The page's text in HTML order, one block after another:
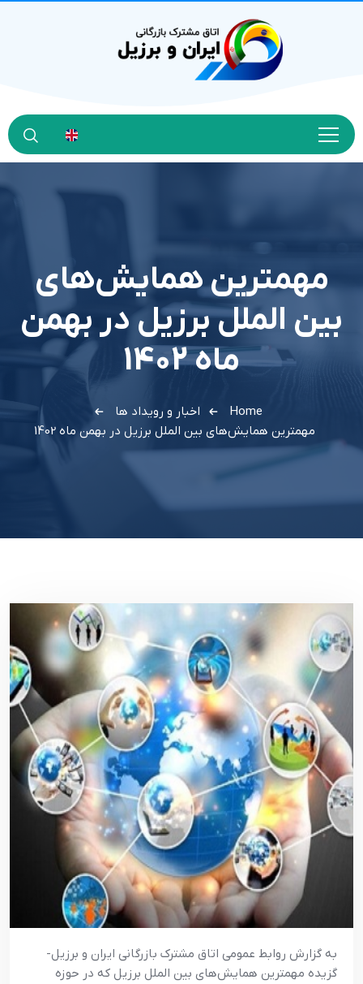
مهمترين همايش‌هاي
بين الملل برزيل در بهمن
ماه 1402
Home
اخبار و رویداد ها
مهمترين همايش‌هاي بين الملل برزيل در بهمن ماه 1402
به گزارش روابط عمومي اتاق مشترک بازرگاني ايران و برزيل-
گزيده مهمترين همايش‌هاي بين الملل برزيل که در حوزه